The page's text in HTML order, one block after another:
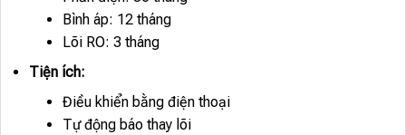
Bình áp: 12 tháng
Lõi RO: 3 tháng
Tiện ích:
Điều khiển bằng điện thoại
Tự động báo thay lõi